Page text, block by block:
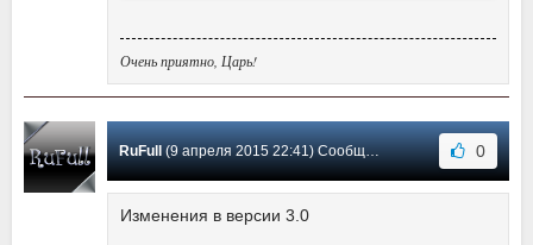
Очень приятно, Царь!
RuFull(9 апреля 2015 22:41) Сообщение #12 0
Изменения в версии 3.0